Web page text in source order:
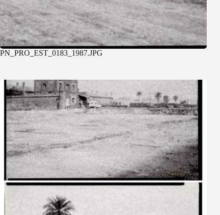
PN_PRO_EST_0183_1987.JPG